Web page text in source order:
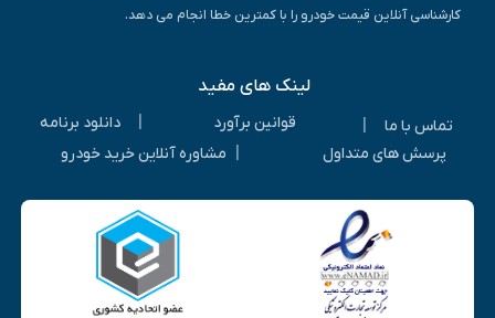
کارشناسی آنلاین قیمت خودرو را با کمترین خطا انجام می دهد.
لینک های مفید
تماس با ما قوانین برآورد
دانلود برنامه
پرسش های متداول
مشاوره آنلاین خرید خودرو